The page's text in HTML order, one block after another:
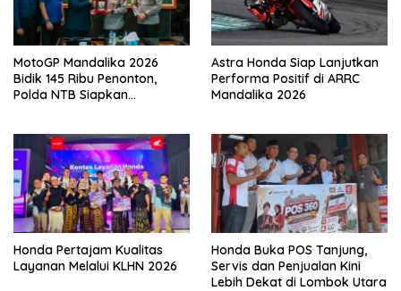
MotoGP Mandalika 2026
Bidik 145 Ribu Penonton,
Polda NTB Siapkan
Astra Honda Siap Lanjutkan
Performa Positif di ARRC
Mandalika 2026
Honda Pertajam Kualitas
Layanan Melalui KLHN 2026
Honda Buka POS Tanjung,
Servis dan Penjualan Kini
Lebih Dekat di Lombok Utara